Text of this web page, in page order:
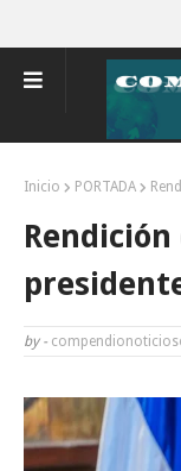
Inicio PORTADA
by -